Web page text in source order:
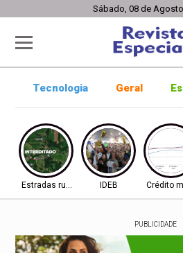
Sábado, 08 de
Tecnologia Geral
Estradas rurais IDEB Crédito
PUBLICIDADE